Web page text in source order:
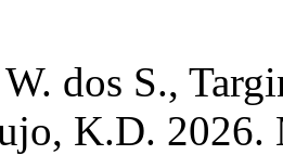
dos S.,
K.D.